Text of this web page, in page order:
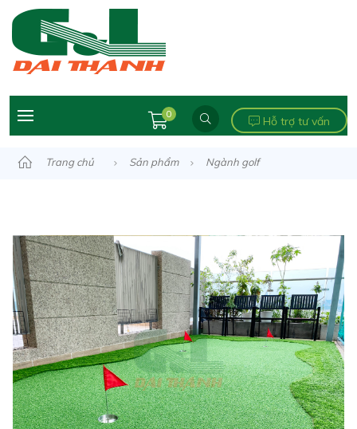
0
Hỗ trợ tư vấn
Trang chủ Sản phẩm Ngành golf